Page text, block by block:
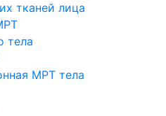
тканей лица
тела
МРТ тела